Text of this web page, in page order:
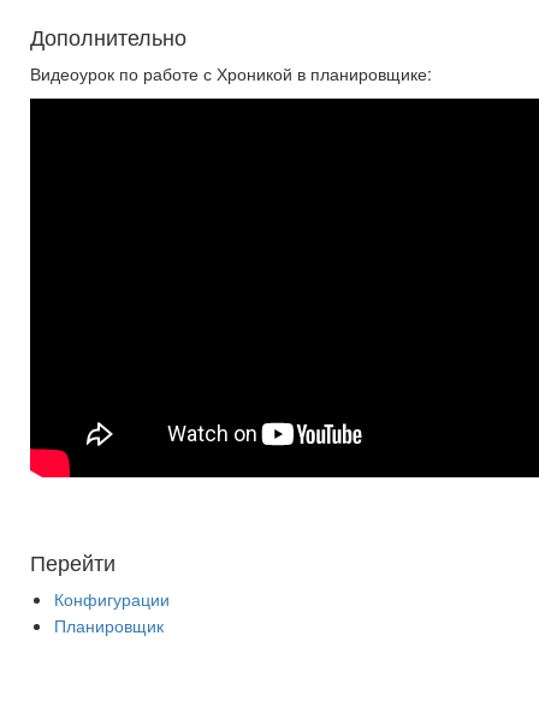
Дополнительно
Видеоурок по работе с Хроникой в планировщике:
Перейти
Конфигурации
Планировщик